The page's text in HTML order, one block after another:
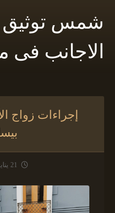
شمس توثيق
الاجانب فى
إجراءات زواج
21 يناير 2026